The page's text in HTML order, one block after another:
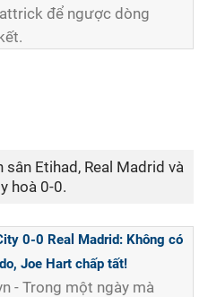
để ngược dòng
Etihad, Real Madrid và
hoà 0-0.
0-0 Real Madrid: Không có
Joe Hart chấp tất!
- Trong một ngày mà